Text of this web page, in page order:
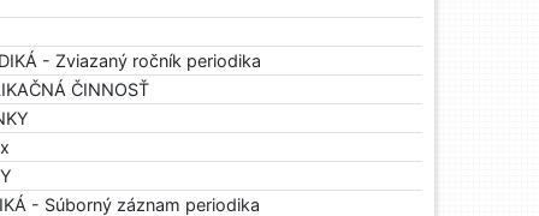
- Zviazaný ročník periodika
ČINNOSŤ
- Súborný záznam periodika